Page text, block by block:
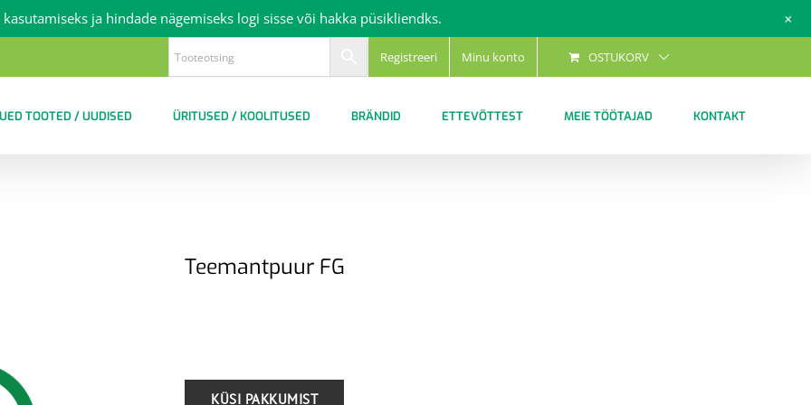
Registreeri Minu konto OSTUKORV
TOOTED / UUDISED ÜRITUSED / KOOLITUSED BRÄNDID ETTEVÕTTEST MEIE TÖÖTAJAD KONTAKT
Teemantpuur FG
kasutamiseks ja hindade nägemiseks logi sisse või hakka püsikliendks. +